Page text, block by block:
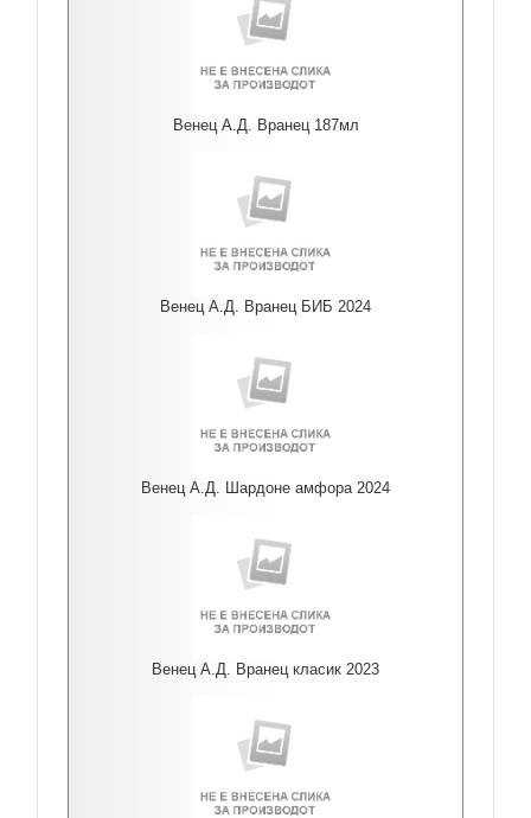
Венец А.Д. Вранец 187мл
Венец А.Д. Вранец БИБ 2024
Венец А.Д. Шардоне амфора 2024
Венец А.Д. Вранец класик 2023